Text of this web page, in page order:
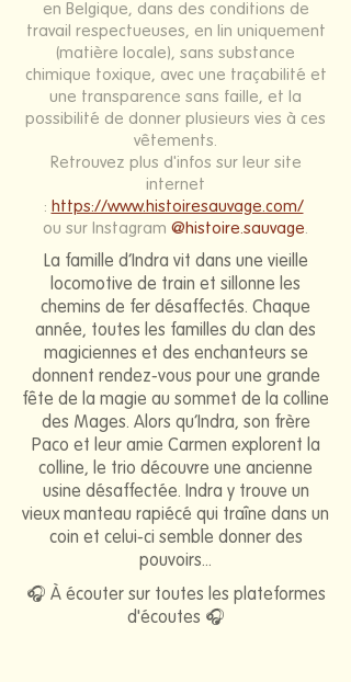
en Belgique, dans des conditions de
travail respectueuses, en lin uniquement
(matière locale), sans substance
chimique toxique, avec une traçabilité et
une transparence sans faille, et la
possibilité de donner plusieurs vies à ces
vêtements.
Retrouvez plus d'infos sur leur site
internet
: https://www.histoiresauvage.com/
ou sur Instagram @histoire.sauvage.
La famille d’Indra vit dans une vieille
locomotive de train et sillonne les
chemins de fer désaffectés. Chaque
année, toutes les familles du clan des
magiciennes et des enchanteurs se
donnent rendez-vous pour une grande
fête de la magie au sommet de la colline
des Mages. Alors qu’Indra, son frère
Paco et leur amie Carmen explorent la
colline, le trio découvre une ancienne
usine désaffectée. Indra y trouve un
vieux manteau rapiécé qui traîne dans un
coin et celui-ci semble donner des
pouvoirs...
🎧 À écouter sur toutes les plateformes
d'écoutes 🎧